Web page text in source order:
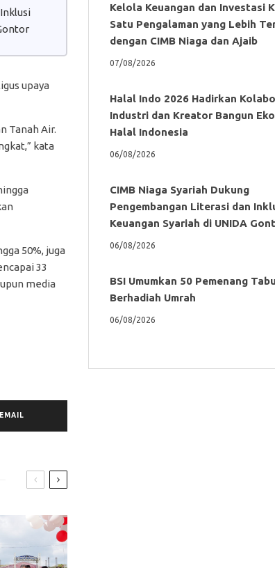
upaya
Tanah Air.
kata
50%, juga
33
media
EMAIL
Kelola Keuangan dan Investasi
Satu Pengalaman yang Lebih
dengan CIMB Niaga dan Ajaib
07/08/2026
Halal Indo 2026 Hadirkan
Industri dan Kreator Bangun
Halal Indonesia
06/08/2026
CIMB Niaga Syariah Dukung
Pengembangan Literasi dan
Keuangan Syariah di UNIDA
06/08/2026
BSI Umumkan 50 Pemenang
Berhadiah Umrah
06/08/2026